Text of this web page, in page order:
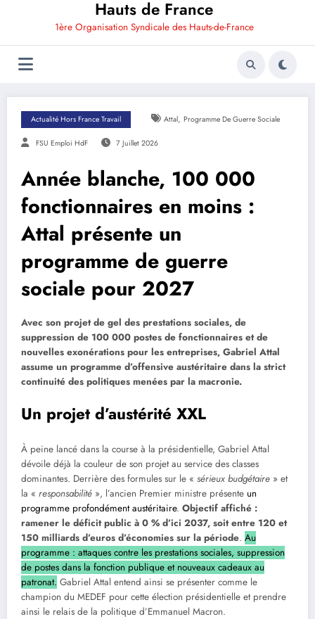
Hauts de France
1ère Organisation Syndicale des Hauts-de-France
Actualité Hors France Travail Attal, Programme De Guerre Sociale
FSU Emploi HdF 7 Juillet 2026
Année blanche, 100 000
fonctionnaires en moins :
Attal présente un
programme de guerre
sociale pour 2027
Avec son projet de gel des prestations sociales, de
suppression de 100 000 postes de fonctionnaires et de
nouvelles exonérations pour les entreprises, Gabriel Attal
assume un programme d’offensive austéritaire dans la strict
continuité des politiques menées par la macronie.
Un projet d’austérité XXL
À peine lancé dans la course à la présidentielle, Gabriel Attal
dévoile déjà la couleur de son projet au service des classes
dominantes. Derrière des formules sur le « sérieux budgétaire » et
la « responsabilité », l’ancien Premier ministre présente un
programme profondément austéritaire. Objectif affiché :
ramener le déficit public à 0 % d’ici 2037, soit entre 120 et
150 milliards d’euros d’économies sur la période. Au
programme : attaques contre les prestations sociales, suppression
de postes dans la fonction publique et nouveaux cadeaux au
patronat. Gabriel Attal entend ainsi se présenter comme le
champion du MEDEF pour cette élection présidentielle et prendre
ainsi le relais de la politique d’Emmanuel Macron.